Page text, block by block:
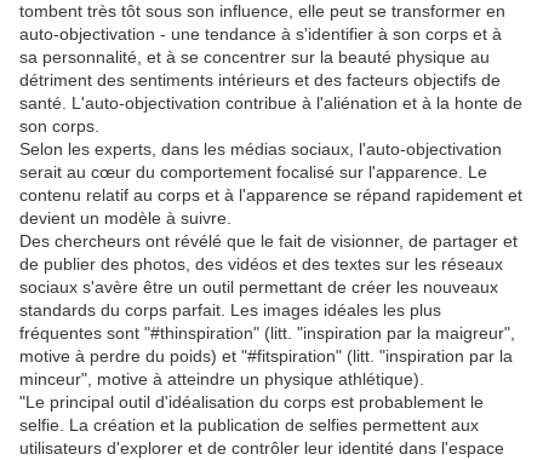
tombent très tôt sous son influence, elle peut se transformer en
auto-objectivation - une tendance à s'identifier à son corps et à
sa personnalité, et à se concentrer sur la beauté physique au
détriment des sentiments intérieurs et des facteurs objectifs de
santé. L'auto-objectivation contribue à l'aliénation et à la honte de
son corps.
Selon les experts, dans les médias sociaux, l'auto-objectivation
serait au cœur du comportement focalisé sur l'apparence. Le
contenu relatif au corps et à l'apparence se répand rapidement et
devient un modèle à suivre.
Des chercheurs ont révélé que le fait de visionner, de partager et
de publier des photos, des vidéos et des textes sur les réseaux
sociaux s'avère être un outil permettant de créer les nouveaux
standards du corps parfait. Les images idéales les plus
fréquentes sont "#thinspiration" (litt. "inspiration par la maigreur",
motive à perdre du poids) et "#fitspiration" (litt. "inspiration par la
minceur", motive à atteindre un physique athlétique).
"Le principal outil d'idéalisation du corps est probablement le
selfie. La création et la publication de selfies permettent aux
utilisateurs d'explorer et de contrôler leur identité dans l'espace